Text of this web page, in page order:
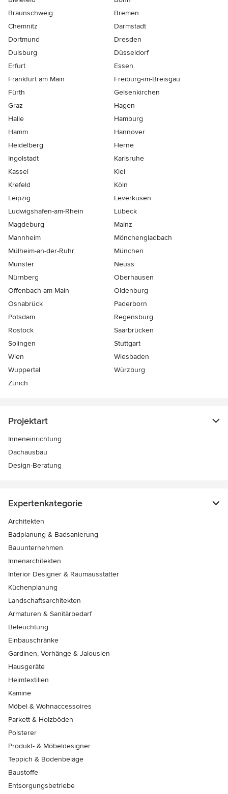
Braunschweig
Bremen
Chemnitz
Darmstadt
Dortmund
Dresden
Duisburg
Düsseldorf
Erfurt
Essen
Frankfurt am Main
Freiburg-im-Breisgau
Fürth
Gelsenkirchen
Graz
Hagen
Halle
Hamburg
Hamm
Hannover
Heidelberg
Herne
Ingolstadt
Karlsruhe
Kassel
Kiel
Krefeld
Köln
Leipzig
Leverkusen
Ludwigshafen-am-Rhein
Lübeck
Magdeburg
Mainz
Mannheim
Mönchen­gladbach
Mülheim-an-der-Ruhr
München
Münster
Neuss
Nürnberg
Oberhausen
Offenbach-am-Main
Oldenburg
Osnabrück
Paderborn
Potsdam
Regensburg
Rostock
Saarbrücken
Solingen
Stuttgart
Wien
Wiesbaden
Wuppertal
Würzburg
Zürich
Projektart
Inneneinrichtung
Dachausbau
Design-Beratung
Expertenkategorie
Architekten
Badplanung & Badsanierung
Bauunternehmen
Innenarchitekten
Interior Designer & Raumausstatter
Küchenplanung
Landschaftsarchitekten
Armaturen & Sanitärbedarf
Beleuchtung
Einbauschränke
Gardinen, Vorhänge & Jalousien
Hausgeräte
Heimtextilien
Kamine
Möbel & Wohnaccessoires
Parkett & Holzböden
Polsterer
Produkt- & Möbeldesigner
Teppich & Bodenbeläge
Baustoffe
Entsorgungsbetriebe